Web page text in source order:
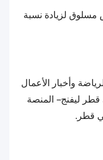
مسلوق لزيادة نسبة
وأخبار الأعمال
ليفنج – المنصة
في قطر.